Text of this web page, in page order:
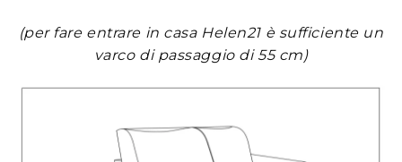
(per fare entrare in casa Helen21 è sufficiente un
varco di passaggio di 55 cm)